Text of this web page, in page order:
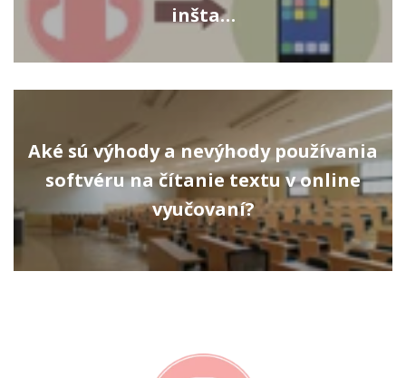
inšta…
Aké sú výhody a nevýhody používania
softvéru na čítanie textu v online
vyučovaní?